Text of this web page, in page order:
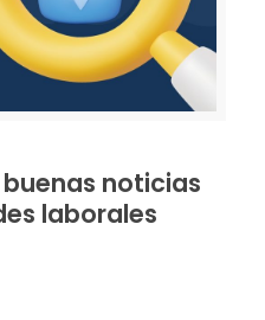
noticias
laborales